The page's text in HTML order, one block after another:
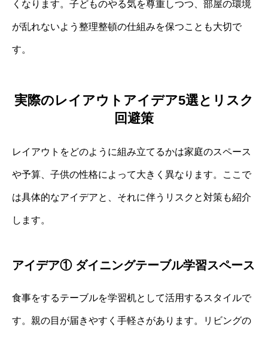
くなります。子どものやる気を尊重しつつ、部屋の環境
が乱れないよう整理整頓の仕組みを保つことも大切で
す。
実際のレイアウトアイデア5選とリスク
回避策
レイアウトをどのように組み立てるかは家庭のスペース
や予算、子供の性格によって大きく異なります。ここで
は具体的なアイデアと、それに伴うリスクと対策も紹介
します。
アイデア① ダイニングテーブル学習スペース
食事をするテーブルを学習机として活用するスタイルで
す。親の目が届きやすく手軽さがあります。リビングの